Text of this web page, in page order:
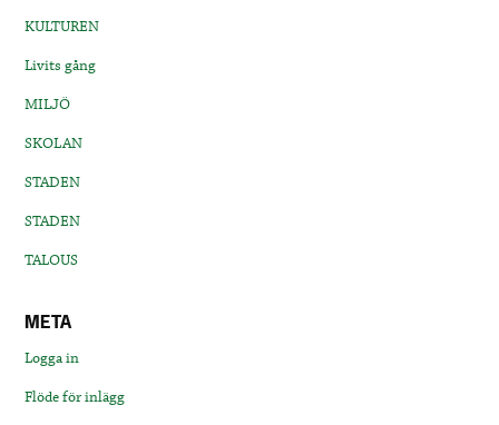
KULTUREN
Livits gång
MILJÖ
SKOLAN
STADEN
STADEN
TALOUS
META
Logga in
Flöde för inlägg